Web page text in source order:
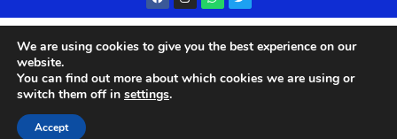
© 2023 Rádio Subae – Todos os direitos reservados
We are using cookies to give you the best experience on our
website.
You can find out more about which cookies we are using or
switch them off in settings.
Accept